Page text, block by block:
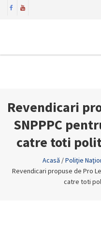
Revendicari
SNPPPC
catre toti
Acasă /Poliţie
Revendicari propuse de Pro
catre toti